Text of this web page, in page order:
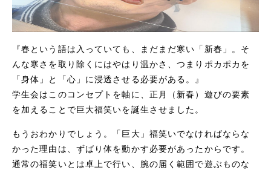
『春という語は入っていても、まだまだ寒い「新春」。そ
んな寒さを取り除くにはやはり温かさ、つまりポカポカを
「身体」と「心」に浸透させる必要がある。』
学生会はこのコンセプトを軸に、正月（新春）遊びの要素
を加えることで巨大福笑いを誕生させました。
もうおわかりでしょう。「巨大」福笑いでなければならな
かった理由は、ずばり体を動かす必要があったからです。
通常の福笑いとは卓上で行い、腕の届く範囲で遊ぶものな